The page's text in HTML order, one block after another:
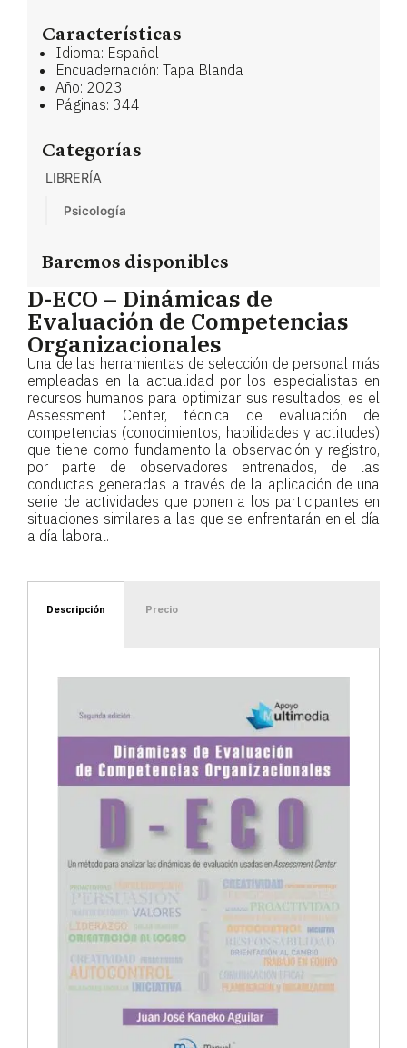
Características
Idioma: Español
Encuadernación: Tapa Blanda
Año: 2023
Páginas: 344
Categorías
LIBRERÍA
Psicología
Baremos disponibles
D-ECO – Dinámicas de
Evaluación de Competencias
Organizacionales
Una de las herramientas de selección de personal más
empleadas en la actualidad por los especialistas en
recursos humanos para optimizar sus resultados, es el
Assessment Center, técnica de evaluación de
competencias (conocimientos, habilidades y actitudes)
que tiene como fundamento la observación y registro,
por parte de observadores entrenados, de las
conductas generadas a través de la aplicación de una
serie de actividades que ponen a los participantes en
situaciones similares a las que se enfrentarán en el día
a día laboral.
Descripción Precio